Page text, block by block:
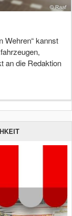
Wehren“ kannst
an die Redaktion